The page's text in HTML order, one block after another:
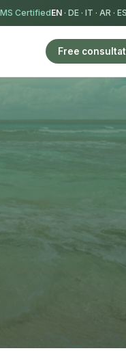
CertifiedEN · DE · IT · AR · ES
Free